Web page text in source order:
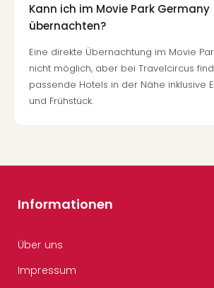
Kann ich im Movie Park Germany
übernachten?
Eine direkte Übernachtung im Movie
nicht möglich, aber bei Travelcircus
passende Hotels in der Nähe inklusive
und Frühstück.
Informationen
Über uns
Impressum